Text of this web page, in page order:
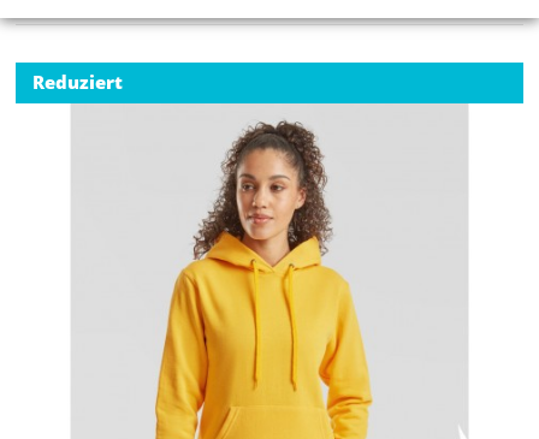
Reduziert